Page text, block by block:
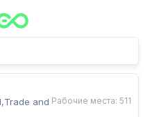
and Рабочие места: 511